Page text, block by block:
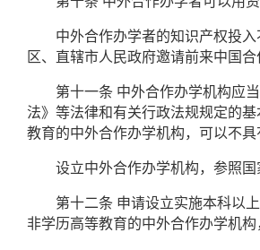
中外合作办学者的知识产权投入
区、直辖市人民政府邀请前来中国
第十一条 中外合作办学机构应
法》等法律和有关行政法规规定的
教育的中外合作办学机构，可以不具
设立中外合作办学机构，参照国
第十二条 申请设立实施本科以
非学历高等教育的中外合作办学机